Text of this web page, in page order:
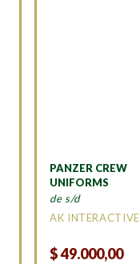
PANZER CREW
UNIFORMS
de s/d
AK INTERACTIVE
$49.000,00